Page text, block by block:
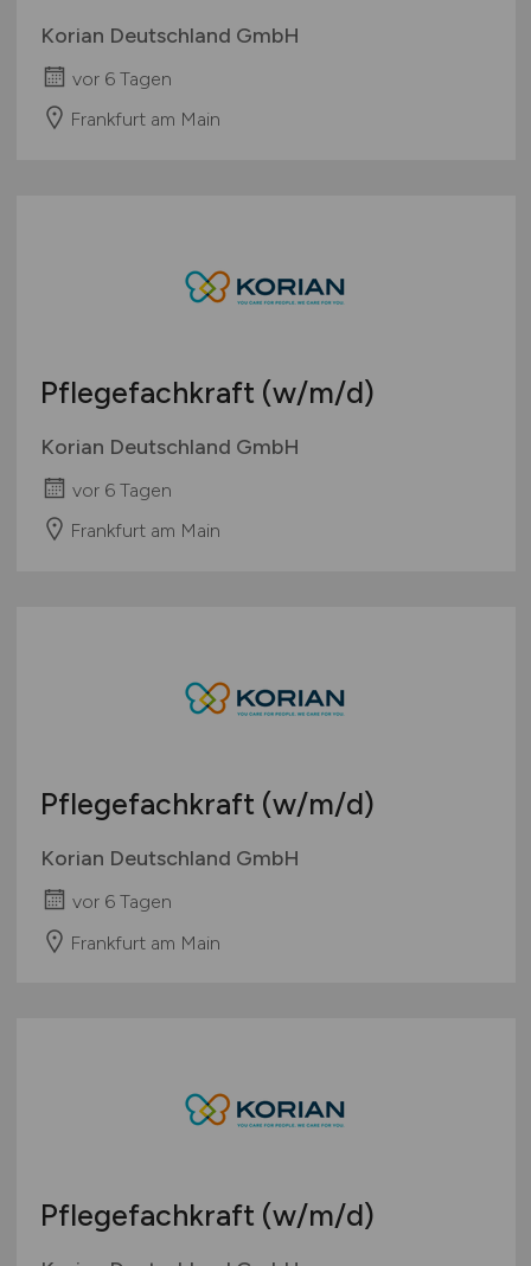
Korian Deutschland GmbH
vor 6 Tagen
Frankfurt am Main
Pflegefachkraft (w/m/d)
Korian Deutschland GmbH
vor 6 Tagen
Frankfurt am Main
Pflegefachkraft (w/m/d)
Korian Deutschland GmbH
vor 6 Tagen
Frankfurt am Main
Pflegefachkraft (w/m/d)